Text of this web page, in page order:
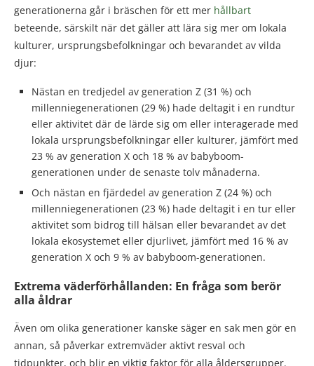
generationerna går i bräschen för ett mer hållbart
beteende, särskilt när det gäller att lära sig mer om lokala
kulturer, ursprungsbefolkningar och bevarandet av vilda
djur:
Nästan en tredjedel av generation Z (31 %) och
millenniegenerationen (29 %) hade deltagit i en rundtur
eller aktivitet där de lärde sig om eller interagerade med
lokala ursprungsbefolkningar eller kulturer, jämfört med
23 % av generation X och 18 % av babyboom-
generationen under de senaste tolv månaderna.
Och nästan en fjärdedel av generation Z (24 %) och
millenniegenerationen (23 %) hade deltagit i en tur eller
aktivitet som bidrog till hälsan eller bevarandet av det
lokala ekosystemet eller djurlivet, jämfört med 16 % av
generation X och 9 % av babyboom-generationen.
Extrema väderförhållanden: En fråga som berör
alla åldrar
Även om olika generationer kanske säger en sak men gör en
annan, så påverkar extremväder aktivt resval och
tidpunkter, och blir en viktig faktor för alla åldersgrupper.